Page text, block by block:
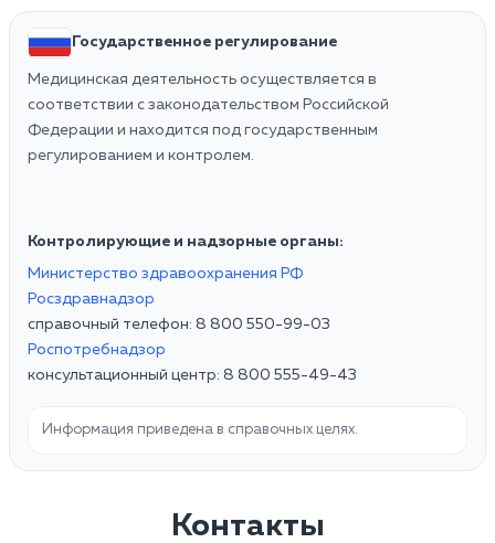
Государственное регулирование
Медицинская деятельность осуществляется в
соответствии с законодательством Российской
Федерации и находится под государственным
регулированием и контролем.
Контролирующие и надзорные органы:
Министерство здравоохранения РФ
Росздравнадзор
справочный телефон: 8 800 550-99-03
Роспотребнадзор
консультационный центр: 8 800 555-49-43
Информация приведена в справочных целях.
Контакты